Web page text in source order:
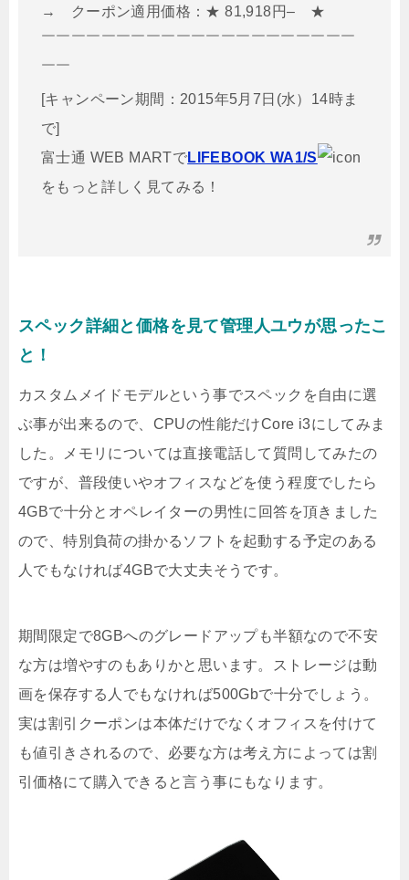
→ クーポン適用価格：★ 81,918円– ★
￣￣￣￣￣￣￣￣￣￣￣￣￣￣￣￣￣￣￣￣￣
￣￣
[キャンペーン期間：2015年5月7日(水）14時ま
で]
富士通 WEB MARTでLIFEBOOK WA1/S
をもっと詳しく見てみる！
スペック詳細と価格を見て管理人ユウが思ったこ
と！
カスタムメイドモデルという事でスペックを自由に選
ぶ事が出来るので、CPUの性能だけCore i3にしてみま
した。メモリについては直接電話して質問してみたの
ですが、普段使いやオフィスなどを使う程度でしたら
4GBで十分とオペレイターの男性に回答を頂きました
ので、特別負荷の掛かるソフトを起動する予定のある
人でもなければ4GBで大丈夫そうです。
期間限定で8GBへのグレードアップも半額なので不安
な方は増やすのもありかと思います。ストレージは動
画を保存する人でもなければ500Gbで十分でしょう。
実は割引クーポンは本体だけでなくオフィスを付けて
も値引きされるので、必要な方は考え方によっては割
引価格にて購入できると言う事にもなります。